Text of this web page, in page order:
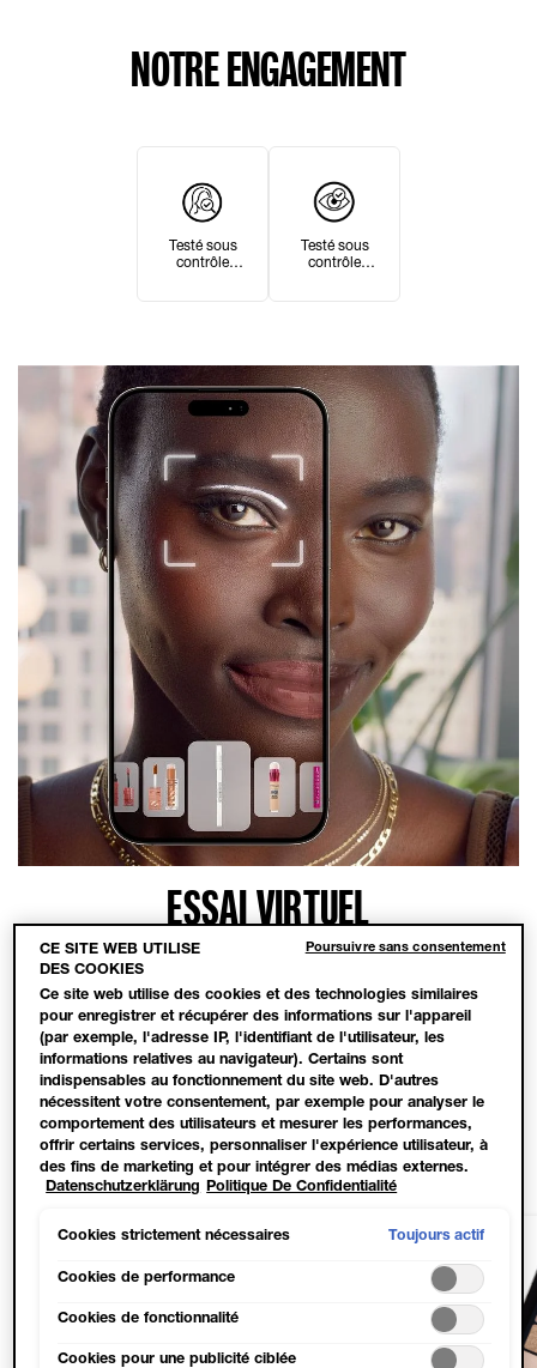
NOTRE ENGAGEMENT
Testé sous
contrôle
Testé sous
contrôle
ESSAI VIRTUEL
Trouve ton look idéal grâce à une expérience virtuelle ! Découvre
les nuances de maquillage qui te vont le mieux et même de
nouveaux produits, grâce à l'outil d'essai virtuel de Maybelline.
COMMENCER MAINTENANT
PRODUITS ADAPTÉS
CE SITE WEB UTILISE
DES COOKIES
Ce site web utilise des cookies et des technologies similaires
pour enregistrer et récupérer des informations sur l'appareil
(par exemple, l'adresse IP, l'identifiant de l'utilisateur, les
informations relatives au navigateur). Certains sont
indispensables au fonctionnement du site web. D'autres
nécessitent votre consentement, par exemple pour analyser le
comportement des utilisateurs et mesurer les performances,
offrir certains services, personnaliser l'expérience utilisateur, à
des fins de marketing et pour intégrer des médias externes.
Les cookies non indispensables peuvent être acceptés
consentement »). Il est également possible de personnaliser les
choix »). Vous pouvez modifier votre sélection à tout moment
en cliquant sur le lien « Paramètres des cookies ». Pour plus
d'informations, veuillez consulter notre politique de
Datenschutzerklärung Politique De Confidentialité
Cookies strictement nécessaires Toujours actif
Cookies de performance
Cookies de fonctionnalité
Cookies pour une publicité ciblée
Poursuivre sans consentement